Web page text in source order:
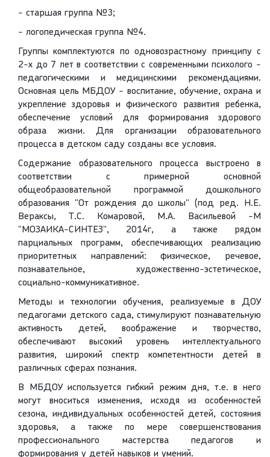
- старшая группа №3;
- логопедическая группа №4.
Группы комплектуются по одновозрастному принципу с
2-х до 7 лет в соответствии с современными психолого -
педагогическими и медицинскими рекомендациями.
Основная цель МБДОУ - воспитание, обучение, охрана и
укрепление здоровья и физического развития ребенка,
обеспечение условий для формирования здорового
образа жизни. Для организации образовательного
процесса в детском саду созданы все условия.
Содержание образовательного процесса выстроено в
соответствии с примерной основной
общеобразовательной программой дошкольного
образования "От рождения до школы" (под ред. Н.Е.
Вераксы, Т.С. Комаровой, М.А. Васильевой -М
"МОЗАИКА-СИНТЕЗ", 2014г, а также рядом
парциальных программ, обеспечивающих реализацию
приоритетных направлений: физическое, речевое,
познавательное, художественно-эстетическое,
социально-коммуникативное.
Методы и технологии обучения, реализуемые в ДОУ
педагогами детского сада, стимулируют познавательную
активность детей, воображение и творчество,
обеспечивают высокий уровень интеллектуального
развития, широкий спектр компетентности детей в
различных сферах познания.
В МБДОУ используется гибкий режим дня, т.е. в него
могут вноситься изменения, исходя из особенностей
сезона, индивидуальных особенностей детей, состояния
здоровья, а также по мере совершенствования
профессионального мастерства педагогов и
формирования у детей навыков и умений.